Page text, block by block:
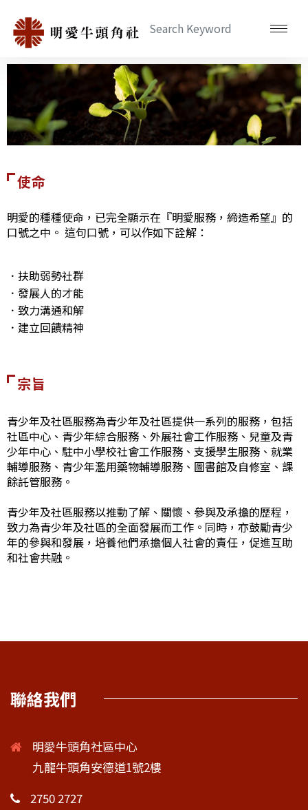
使命
明愛的種種使命，已完全顯示在『明愛服務，締造希望』的
口號之中。 這句口號，可以作如下詮解：​
．扶助弱勢社群
．發展人的才能
．致力溝通和解
．建立回饋精神
宗旨
青少年及社區服務為青少年及社區提供一系列的服務，包括
社區中心、青少年綜合服務、外展社會工作服務、兒童及青
少年中心、駐中小學校社會工作服務、支援學生服務、就業
輔導服務、青少年濫用藥物輔導服務、圖書館及自修室、課
餘託管服務。
青少年及社區服務以推動了解、關懷、參與及承擔的歷程，
致力為青少年及社區的全面發展而工作。同時，亦鼓勵青少
年的參與和發展，培養他們承擔個人社會的責任，促進互助
和社會共融。
聯絡我們
明愛牛頭角社區中心
九龍牛頭角安德道1號2樓
2750 2727